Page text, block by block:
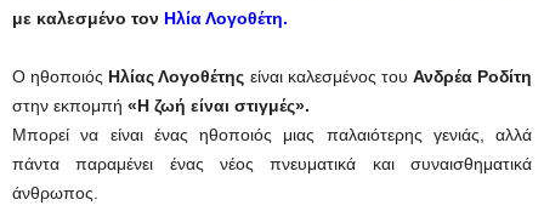
με καλεσμένο τον Ηλία Λογοθέτη.
Ο ηθοποιός Ηλίας Λογοθέτης είναι καλεσμένος του Ανδρέα Ροδίτη
στην εκπομπή​​ «Η ζωή είναι στιγμές».
Μπορεί να είναι ένας ηθοποιός μιας παλαιότερης γενιάς, αλλά
πάντα παραμένει ένας νέος πνευματικά και συναισθηματικά
άνθρωπος.